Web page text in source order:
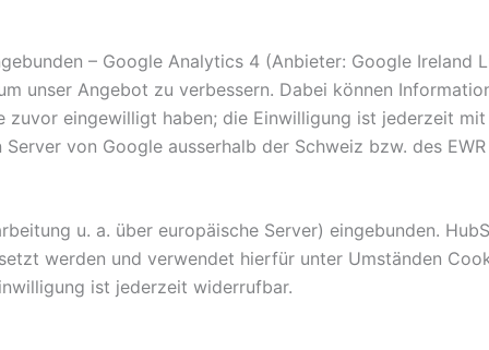
– Google Analytics 4 (Anbieter: Google Ireland
unser Angebot zu verbessern. Dabei können
eingewilligt haben; die Einwilligung ist jederzeit
von Google ausserhalb der Schweiz bzw. des
u. a. über europäische Server) eingebunden.
werden und verwendet hierfür unter Umständen
ist jederzeit widerrufbar.